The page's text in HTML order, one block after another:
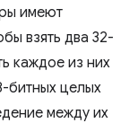
имеют
взять два 32-
каждое из них
битных целых
между их